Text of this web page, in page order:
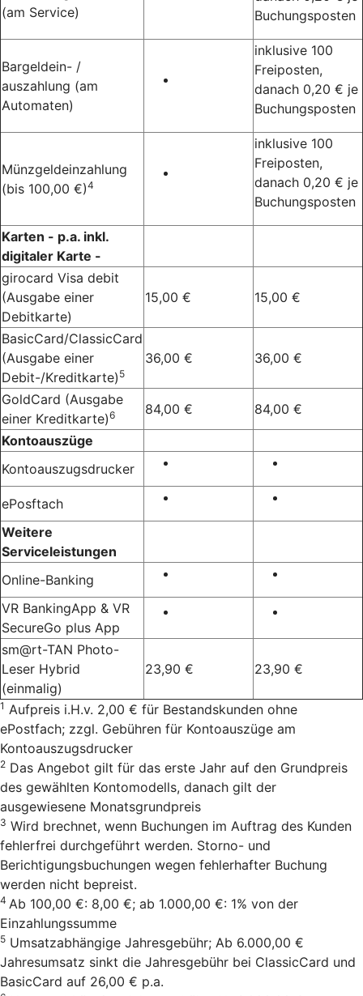
(am Service)
Buchungsposten
Bargeldein- /
auszahlung (am
Automaten)
inklusive 100
Freiposten,
danach 0,20 € je
Buchungsposten
Münzgeldeinzahlung
(bis 100,00 €)4
inklusive 100
Freiposten,
danach 0,20 € je
Buchungsposten
Karten - p.a. inkl.
digitaler Karte -
girocard Visa debit
(Ausgabe einer
Debitkarte)
15,00 € 15,00 €
BasicCard/ClassicCard
(Ausgabe einer
Debit-/Kreditkarte) 5
36,00 € 36,00 €
GoldCard (Ausgabe
einer Kreditkarte)6 84,00 €
84,00 €
Kontoauszüge
Kontoauszugsdrucker
ePosftach
Weitere
Serviceleistungen
Online-Banking
VR BankingApp & VR
SecureGo plus App
sm@rt-TAN Photo-
Leser Hybrid
(einmalig)
23,90 € 23,90 €
1 Aufpreis i.H.v. 2,00 € für Bestandskunden ohne
ePostfach; zzgl. Gebühren für Kontoauszüge am
Kontoauszugsdrucker
2 Das Angebot gilt für das erste Jahr auf den Grundpreis
des gewählten Kontomodells, danach gilt der
ausgewiesene Monatsgrundpreis
3 Wird brechnet, wenn Buchungen im Auftrag des Kunden
fehlerfrei durchgeführt werden. Storno- und
Berichtigungsbuchungen wegen fehlerhafter Buchung
werden nicht bepreist.
4 Ab 100,00 €: 8,00 €; ab 1.000,00 €: 1% von der
Einzahlungssumme
5 Umsatzabhängige Jahresgebühr; Ab 6.000,00 €
Jahresumsatz sinkt die Jahresgebühr bei ClassicCard und
BasicCard auf 26,00 € p.a.